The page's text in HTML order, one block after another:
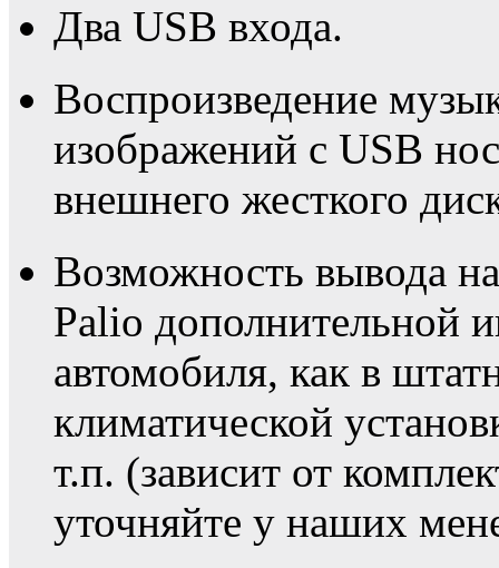
Два USB входа.
Воспроизведение
изображений с USB
внешнего жесткого
Возможность вывода
Palio дополнительной
автомобиля, как в
климатической
т.п. (зависит от
уточняйте у наших